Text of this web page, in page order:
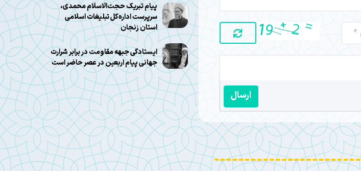
ارسال
پیام تبریک حجت‌الاسلام محمدی،
سرپرست اداره‌کل تبلیغات اسلامی
استان زنجان
ایستادگی جبهه مقاومت در برابر شرارت
جهانی پیام اربعین در عصر حاضر است